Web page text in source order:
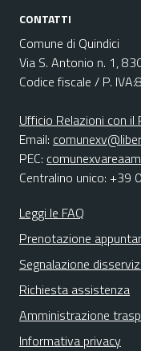
CONTATTI
Comune di Quindici
Via S. Antonio n. 1,
Codice fiscale / P.
Ufficio Relazioni con il
Email:
PEC:
Centralino unico: +39
Leggi le FAQ
Prenotazione
Segnalazione
Richiesta assistenza
Amministrazione
Informativa privacy